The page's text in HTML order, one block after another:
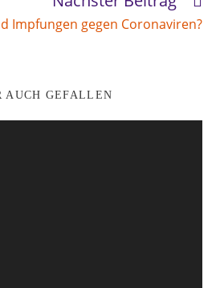
Impfungen gegen Coronaviren?
AUCH GEFALLEN